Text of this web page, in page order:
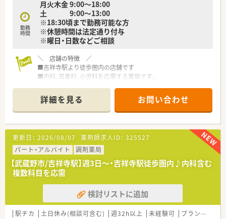
■人間関係の良さが自慢で、店舗内だけでなく他店舗のスタッフ
とも仲が良く交流が盛んです。
■休憩室が完備されており、スタッフがリラックスして休憩を取
れるよう配慮された店舗設計です。
勤務
時間
月火木金 9:00～18:00
土 9:00～13:00
※18:30頃まで勤務可能な方
※休憩時間は法定通り付与
※曜日・日数などご相談
＼ 店舗の特徴 ／
■吉祥寺駅より徒歩圏内の店舗です
■内科, 耳鼻科, 小児科を応需する薬局です。
＼ 企業の特徴 ／
■東京都武蔵野市の人気エリアを中心に、11店舗の調剤薬局を
ドミナント展開しています。
■店内も明るくキレイな薬局です。
■社員の平均勤続年数は15年以上！
安定して長く仕事を続けられる薬局です。
■認知症カフェや地域活動も積極的に実施されています。
■従業員の男女比は3:7
■ドミナント展開をしているためヘルプ体制も充実していま
す。
長期休暇を取得されて旅行に行く人もいらっしゃいます。
■全店舗、基準調剤算定施設になっており、ワンランク上の薬剤
師の仕事ができます。
■どの店舗も最新設備を積極的に導入し、薬剤師が安心して勤務
詳細を見る お問い合わせ
更新日： 2026/08/07 薬剤師求人ID： 325527
パート・アルバイト
調剤薬局
【武蔵野市/吉祥寺駅】週3日～・吉祥寺駅徒歩圏内♪内科含む
複数科目を応需
検討リストに追加
駅チカ 土日休み(相談可含む) 週32h以上 未経験可 ブランク可